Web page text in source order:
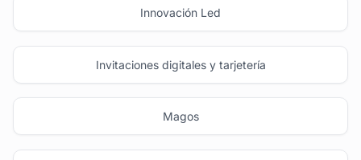
Innovación Led
Invitaciones digitales y tarjetería
Magos